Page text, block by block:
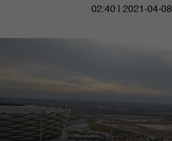
02:40 | 2021-04-08